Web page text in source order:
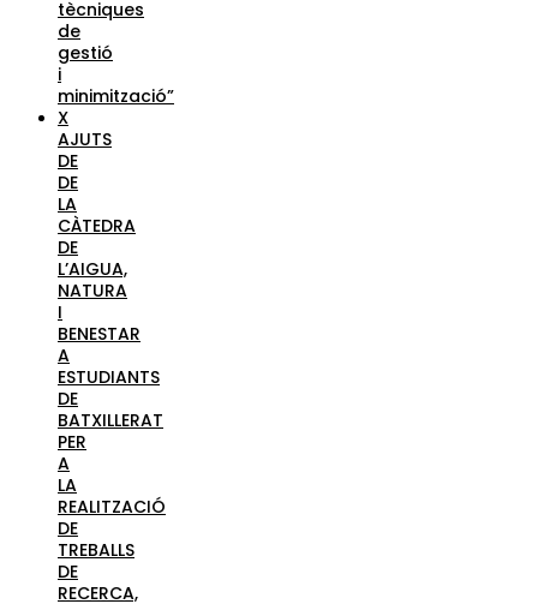
tècniques
de
gestió
i
minimització”
X
AJUTS
DE
DE
LA
CÀTEDRA
DE
L’AIGUA,
NATURA
I
BENESTAR
A
ESTUDIANTS
DE
BATXILLERAT
PER
A
LA
REALITZACIÓ
DE
TREBALLS
DE
RECERCA,